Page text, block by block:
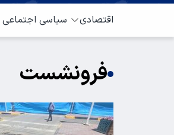
اقتصادی سیاسی اجتماعی
فرونشست